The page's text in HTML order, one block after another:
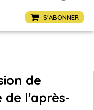
S'ABONNER
de
de l'après-